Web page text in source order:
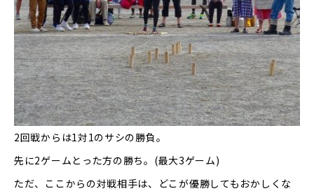
2回戦からは1対1のサシの勝負。
先に2ゲームとった方の勝ち。 (最大3ゲーム)
ただ、ここからの対戦相手は、どこが優勝してもおかしくな